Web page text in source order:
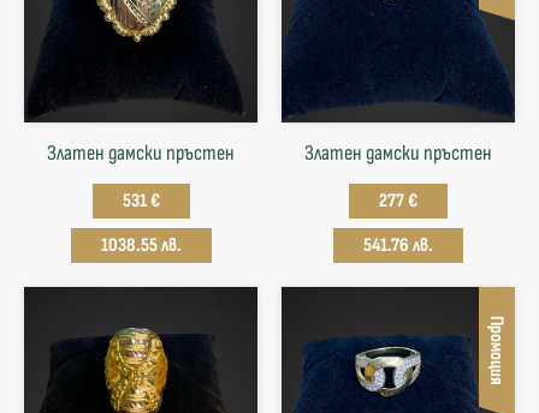
Златен дамски пръстен
531 €
1038.55 лв.
Златен дамски пръстен
277 €
541.76 лв.
Промоция